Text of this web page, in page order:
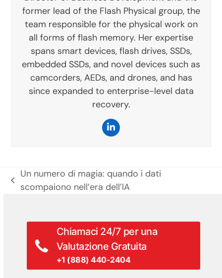
former lead of the Flash Physical group, the
team responsible for the physical work on
all forms of flash memory. Her expertise
spans smart devices, flash drives, SSDs,
embedded SSDs, and novel devices such as
camcorders, AEDs, and drones, and has
since expanded to enterprise-level data
recovery.
LinkedIn
post
Un numero di magia: quando i dati
scompaiono nell’era dell’IA
Chiamaci 24/7 per una
Valutazione Gratuita
+1 (888) 440-2404